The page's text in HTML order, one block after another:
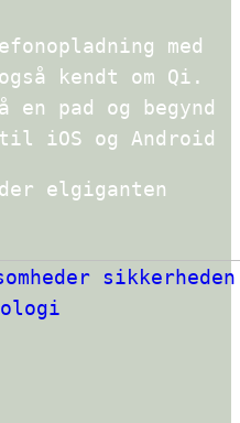
med
kendt om Qi.
pad og begynd
iOS og Android
elgiganten